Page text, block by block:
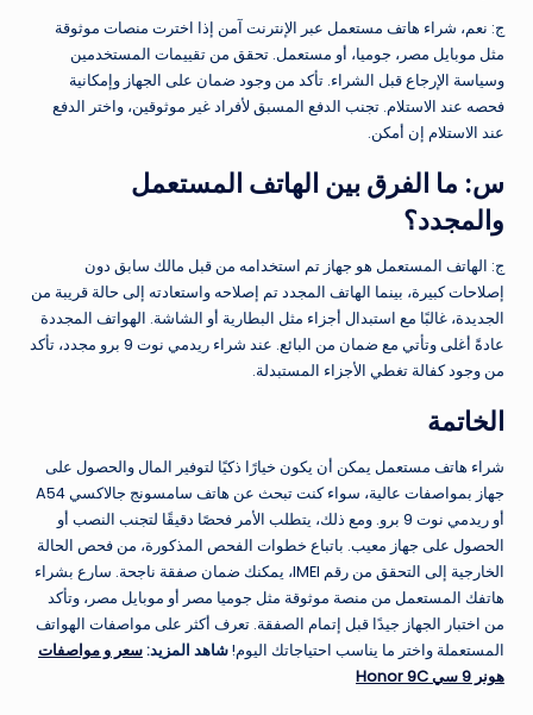
ج: نعم، شراء هاتف مستعمل عبر الإنترنت آمن إذا اخترت منصات موثوقة
مثل موبايل مصر، جوميا، أو مستعمل. تحقق من تقييمات المستخدمين
وسياسة الإرجاع قبل الشراء. تأكد من وجود ضمان على الجهاز وإمكانية
فحصه عند الاستلام. تجنب الدفع المسبق لأفراد غير موثوقين، واختر الدفع
عند الاستلام إن أمكن.
س: ما الفرق بين الهاتف المستعمل
والمجدد؟
ج: الهاتف المستعمل هو جهاز تم استخدامه من قبل مالك سابق دون
إصلاحات كبيرة، بينما الهاتف المجدد تم إصلاحه واستعادته إلى حالة قريبة من
الجديدة، غالبًا مع استبدال أجزاء مثل البطارية أو الشاشة. الهواتف المجددة
عادةً أغلى وتأتي مع ضمان من البائع. عند شراء ريدمي نوت 9 برو مجدد، تأكد
من وجود كفالة تغطي الأجزاء المستبدلة.
الخاتمة
شراء هاتف مستعمل يمكن أن يكون خيارًا ذكيًا لتوفير المال والحصول على
جهاز بمواصفات عالية، سواء كنت تبحث عن هاتف سامسونج جالاكسي A54
أو ريدمي نوت 9 برو. ومع ذلك، يتطلب الأمر فحصًا دقيقًا لتجنب النصب أو
الحصول على جهاز معيب. باتباع خطوات الفحص المذكورة، من فحص الحالة
الخارجية إلى التحقق من رقم IMEI، يمكنك ضمان صفقة ناجحة. سارع بشراء
هاتفك المستعمل من منصة موثوقة مثل جوميا مصر أو موبايل مصر، وتأكد
من اختبار الجهاز جيدًا قبل إتمام الصفقة. تعرف أكثر على مواصفات الهواتف
المستعملة واختر ما يناسب احتياجاتك اليوم!شاهد المزيد: سعر و مواصفات
هونر 9 سي Honor 9C